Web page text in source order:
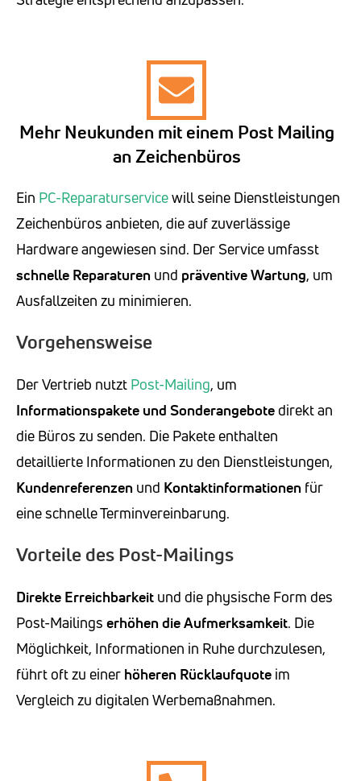
Mehr Neukunden mit einem Post Mailing
an Zeichenbüros
Ein PC-Reparaturservicewill seine Dienstleistungen
Zeichenbüros anbieten, die auf zuverlässige
Hardware angewiesen sind. Der Service umfasst
schnelle Reparaturen und präventive Wartung, um
Ausfallzeiten zu minimieren.
Vorgehensweise
Der Vertrieb nutzt Post-Mailing, um
Informationspakete und Sonderangebotedirekt an
die Büros zu senden. Die Pakete enthalten
detaillierte Informationen zu den Dienstleistungen,
Kundenreferenzen und Kontaktinformationen für
eine schnelle Terminvereinbarung.
Vorteile des Post-Mailings
Direkte Erreichbarkeit und die physische Form des
Post-Mailings erhöhen die Aufmerksamkeit. Die
Möglichkeit, Informationen in Ruhe durchzulesen,
führt oft zu einer höheren Rücklaufquote im
Vergleich zu digitalen Werbemaßnahmen.